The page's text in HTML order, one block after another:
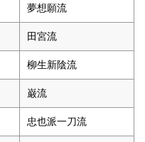
夢想願流
田宮流
柳生新陰流
巌流
忠也派一刀流